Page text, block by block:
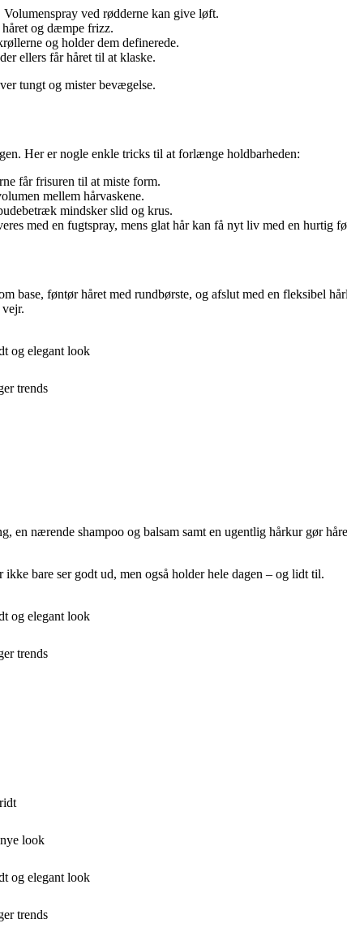
ved rødderne kan give løft.
og dæmpe frizz.
og holder dem definerede.
ellers får håret til at klaske.
tungt og mister bevægelse.
Her er nogle enkle tricks til at forlænge holdbarheden:
får frisuren til at miste form.
mellem hårvaskene.
mindsker slid og krus.
med en fugtspray, mens glat hår kan få nyt liv med en hurtig
base, føntør håret med rundbørste, og afslut med en fleksibel
og elegant look
trends
en nærende shampoo og balsam samt en ugentlig hårkur gør
bare ser godt ud, men også holder hele dagen – og lidt til.
og elegant look
trends
look
og elegant look
trends